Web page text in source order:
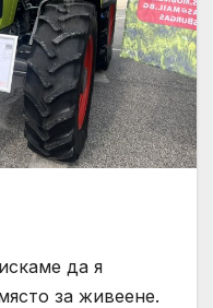
да я
за живеене.